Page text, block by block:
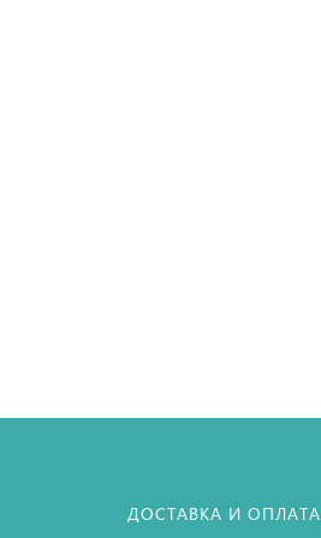
ДОСТАВКА И ОПЛАТА